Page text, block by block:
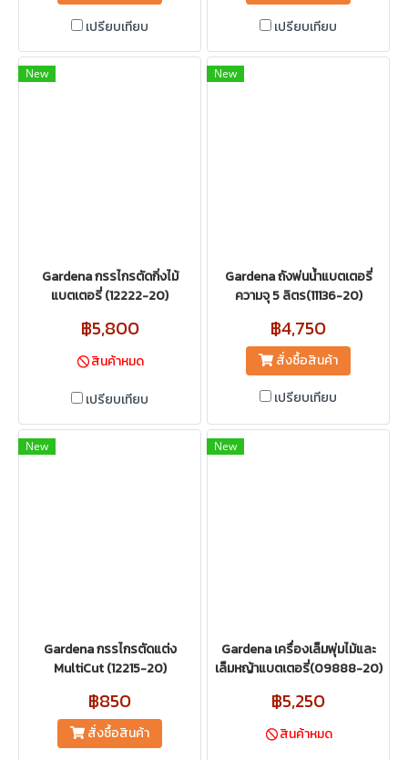
เปรียบเทียบ
เปรียบเทียบ
New
Gardena กรรไกรตัดกิ่งไม้
แบตเตอรี่ (12222-20)
฿5,800
สินค้าหมด
เปรียบเทียบ
New
Gardena ถังพ่นน้ำแบตเตอรี่
ความจุ 5 ลิตร(11136-20)
฿4,750
สั่งซื้อสินค้า
เปรียบเทียบ
New
Gardena กรรไกรตัดแต่ง
MultiCut (12215-20)
฿850
สั่งซื้อสินค้า
New
Gardena เครื่องเล็มพุ่มไม้และ
เล็มหญ้าแบตเตอรี่(09888-20)
฿5,250
สินค้าหมด